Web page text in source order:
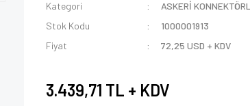
Kategori
ASKERİ
Stok Kodu
1000001913
Fiyat
72,25 USD + KDV
3.439,71 TL + KDV